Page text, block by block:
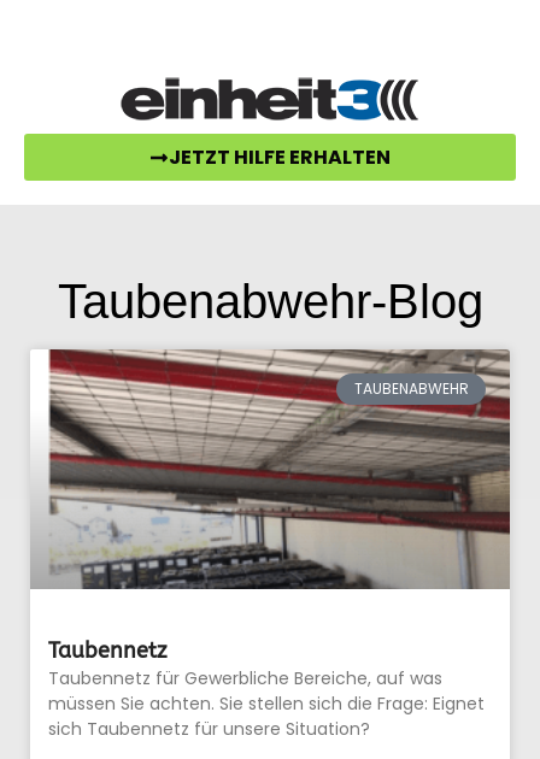
JETZT HILFE ERHALTEN
Taubenabwehr-Blog
TAUBENABWEHR
Taubennetz
Taubennetz für Gewerbliche Bereiche, auf was
müssen Sie achten. Sie stellen sich die Frage: Eignet
sich Taubennetz für unsere Situation?